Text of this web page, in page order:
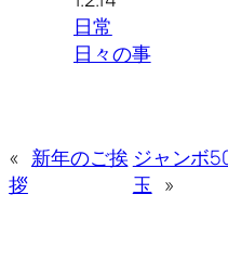
日常
日々の事
« 新年のご挨
拶
ジャンボ
玉 »